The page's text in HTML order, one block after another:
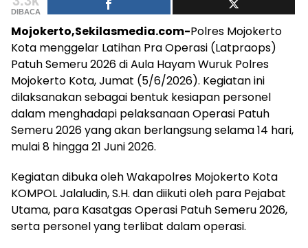
DIBACA
Mojokerto,Sekilasmedia.com-Polres Mojokerto
Kota menggelar Latihan Pra Operasi (Latpraops)
Patuh Semeru 2026 di Aula Hayam Wuruk Polres
Mojokerto Kota, Jumat (5/6/2026). Kegiatan ini
dilaksanakan sebagai bentuk kesiapan personel
dalam menghadapi pelaksanaan Operasi Patuh
Semeru 2026 yang akan berlangsung selama 14 hari,
mulai 8 hingga 21 Juni 2026.
Kegiatan dibuka oleh Wakapolres Mojokerto Kota
KOMPOL Jalaludin, S.H. dan diikuti oleh para Pejabat
Utama, para Kasatgas Operasi Patuh Semeru 2026,
serta personel yang terlibat dalam operasi.